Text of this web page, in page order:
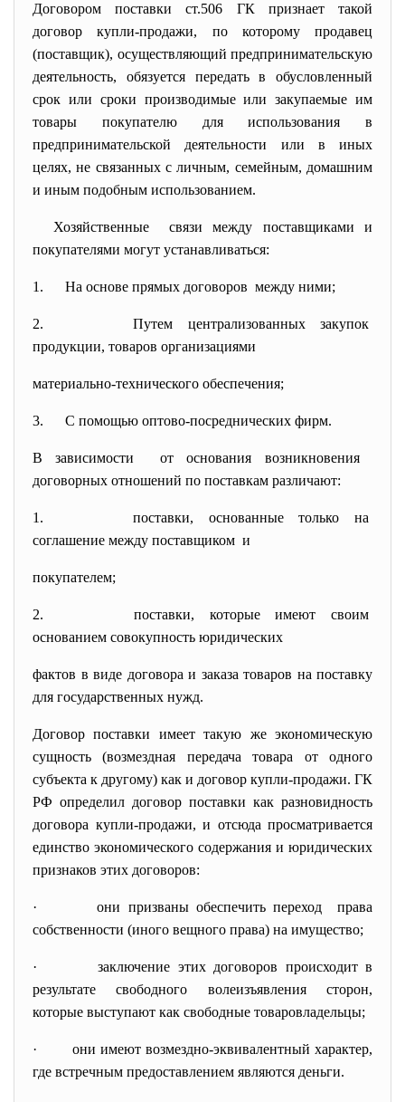
Договором поставки ст.506 ГК признает такой
договор купли-продажи, по которому продавец
(поставщик), осуществляющий предпринимательскую
деятельность, обязуется передать в обусловленный
срок или сроки производимые или закупаемые им
товары покупателю для использования в
предпринимательской деятельности или в иных
целях, не связанных с личным, семейным, домашним
и иным подобным использованием.
Хозяйственные связи между поставщиками и
покупателями могут устанавливаться:
1. На основе прямых договоров между ними;
2. Путем централизованных закупок
продукции, товаров организациями
материально-технического обеспечения;
3. С помощью оптово-посреднических фирм.
В зависимости от основания возникновения
договорных отношений по поставкам различают:
1. поставки, основанные только на
соглашение между поставщиком и
покупателем;
2. поставки, которые имеют своим
основанием совокупность юридических
фактов в виде договора и заказа товаров на поставку
для государственных нужд.
Договор поставки имеет такую же экономическую
сущность (возмездная передача товара от одного
субъекта к другому) как и договор купли-продажи. ГК
РФ определил договор поставки как разновидность
договора купли-продажи, и отсюда просматривается
единство экономического содержания и юридических
признаков этих договоров:
· они призваны обеспечить переход права
собственности (иного вещного права) на имущество;
· заключение этих договоров происходит в
результате свободного волеизъявления сторон,
которые выступают как свободные товаровладельцы;
· они имеют возмездно-эквивалентный характер,
где встречным предоставлением являются деньги.